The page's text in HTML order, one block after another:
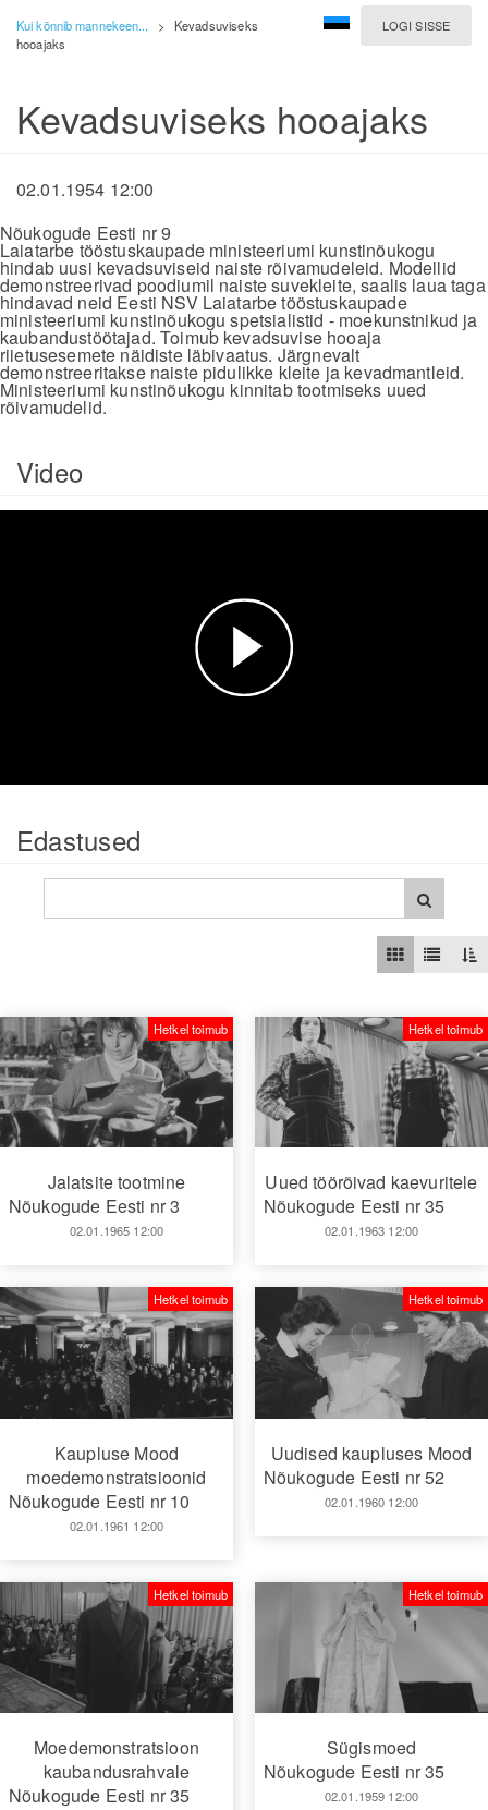
LOGI SISSE
Kui kõnnib mannekeen... >
Kevadsuviseks
hooajaks
Kevadsuviseks hooajaks
02.01.1954 12:00
Nõukogude Eesti nr 9
Laiatarbe tööstuskaupade ministeeriumi kunstinõukogu
hindab uusi kevadsuviseid naiste rõivamudeleid. Modellid
demonstreerivad poodiumil naiste suvekleite, saalis laua taga
hindavad neid Eesti NSV Laiatarbe tööstuskaupade
ministeeriumi kunstinõukogu spetsialistid - moekunstnikud ja
kaubandustöötajad. Toimub kevadsuvise hooaja
riietusesemete näidiste läbivaatus. Järgnevalt
demonstreeritakse naiste pidulikke kleite ja kevadmantleid.
Ministeeriumi kunstinõukogu kinnitab tootmiseks uued
rõivamudelid.
Video
Esita
Edastused
Jalatsite tootmine
Nõukogude Eesti nr 3
02.01.1965 12:00
Hetkel toimub
Uued töörõivad kaevuritele
Nõukogude Eesti nr 35
02.01.1963 12:00
Hetkel toimub
Kaupluse Mood
moedemonstratsioonid
Nõukogude Eesti nr 10
02.01.1961 12:00
Hetkel toimub
Uudised kaupluses Mood
Nõukogude Eesti nr 52
02.01.1960 12:00
Hetkel toimub
Moedemonstratsioon
kaubandusrahvale
Nõukogude Eesti nr 35
Hetkel toimub
Sügismoed
Nõukogude Eesti nr 35
02.01.1959 12:00
Hetkel toimub